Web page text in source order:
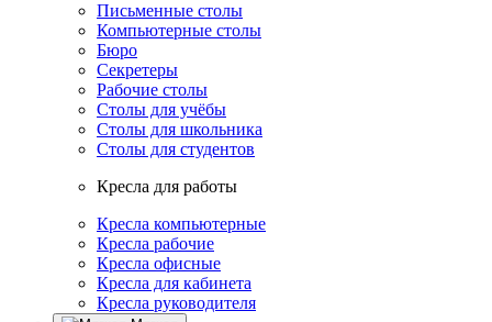
Письменные столы
Компьютерные столы
Бюро
Секретеры
Рабочие столы
Столы для учёбы
Столы для школьника
Столы для студентов
Кресла для работы
Кресла компьютерные
Кресла рабочие
Кресла офисные
Кресла для кабинета
Кресла руководителя